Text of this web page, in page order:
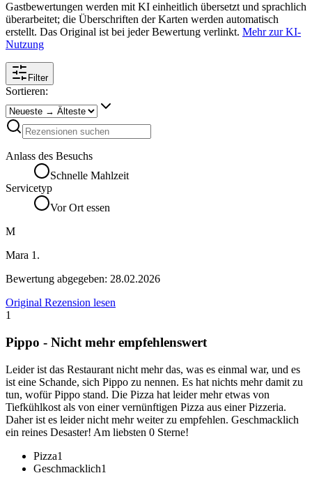
Gastbewertungen werden mit KI einheitlich übersetzt und sprachlich
überarbeitet; die Überschriften der Karten werden automatisch
erstellt. Das Original ist bei jeder Bewertung verlinkt. Mehr zur KI-
Nutzung
Filter
Sortieren:
Anlass des Besuchs
Schnelle Mahlzeit
Servicetyp
Vor Ort essen
M
Mara 1.
Bewertung abgegeben: 28.02.2026
Original Rezension lesen
1
Pippo - Nicht mehr empfehlenswert
Leider ist das Restaurant nicht mehr das, was es einmal war, und es
ist eine Schande, sich Pippo zu nennen. Es hat nichts mehr damit zu
tun, wofür Pippo stand. Die Pizza hat leider mehr etwas von
Tiefkühlkost als von einer vernünftigen Pizza aus einer Pizzeria.
Daher ist es leider nicht mehr weiter zu empfehlen. Geschmacklich
ein reines Desaster! Am liebsten 0 Sterne!
Pizza1
Geschmacklich1